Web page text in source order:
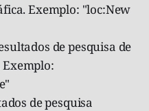
Exemplo: "loc:New
de pesquisa de
de pesquisa